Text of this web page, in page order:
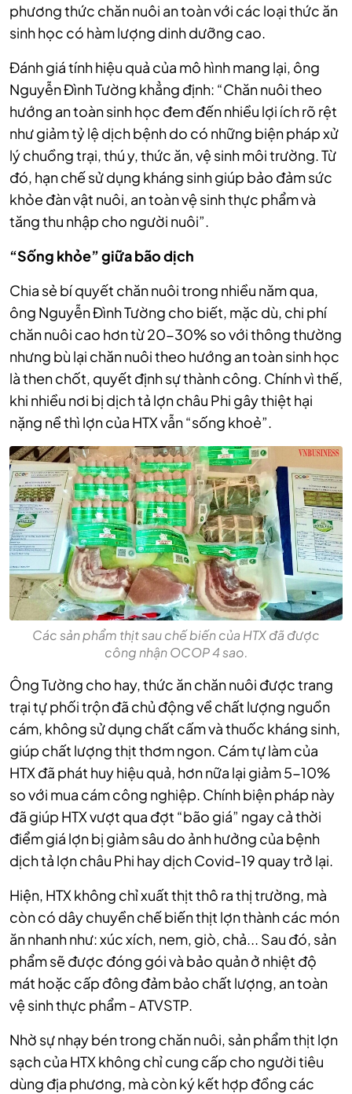
phương thức chăn nuôi an toàn với các loại thức ăn
sinh học có hàm lượng dinh dưỡng cao.
Đánh giá tính hiệu quả của mô hình mang lại, ông
Nguyễn Đình Tường khẳng định: “Chăn nuôi theo
hướng an toàn sinh học đem đến nhiều lợi ích rõ rệt
như giảm tỷ lệ dịch bệnh do có những biện pháp xử
lý chuồng trại, thú y, thức ăn, vệ sinh môi trường. Từ
đó, hạn chế sử dụng kháng sinh giúp bảo đảm sức
khỏe đàn vật nuôi, an toàn vệ sinh thực phẩm và
tăng thu nhập cho người nuôi”.
“Sống khỏe” giữa bão dịch
Chia sẻ bí quyết chăn nuôi trong nhiều năm qua,
ông Nguyễn Đình Tường cho biết, mặc dù, chi phí
chăn nuôi cao hơn từ 20-30% so với thông thường
nhưng bù lại chăn nuôi theo hướng an toàn sinh học
là then chốt, quyết định sự thành công. Chính vì thế,
khi nhiều nơi bị dịch tả lợn châu Phi gây thiệt hại
nặng nề thì lợn của HTX vẫn “sống khoẻ”.
Các sản phẩm thịt sau chế biến của HTX đã được
công nhận OCOP 4 sao.
Ông Tường cho hay, thức ăn chăn nuôi được trang
trại tự phối trộn đã chủ động về chất lượng nguồn
cám, không sử dụng chất cấm và thuốc kháng sinh,
giúp chất lượng thịt thơm ngon. Cám tự làm của
HTX đã phát huy hiệu quả, hơn nữa lại giảm 5-10%
so với mua cám công nghiệp. Chính biện pháp này
đã giúp HTX vượt qua đợt “bão giá” ngay cả thời
điểm giá lợn bị giảm sâu do ảnh hưởng của bệnh
dịch tả lợn châu Phi hay dịch Covid-19 quay trở lại.
Hiện, HTX không chỉ xuất thịt thô ra thị trường, mà
còn có dây chuyền chế biến thịt lợn thành các món
ăn nhanh như: xúc xích, nem, giò, chả... Sau đó, sản
phẩm sẽ được đóng gói và bảo quản ở nhiệt độ
mát hoặc cấp đông đảm bảo chất lượng, an toàn
vệ sinh thực phẩm - ATVSTP.
Nhờ sự nhạy bén trong chăn nuôi, sản phẩm thịt lợn
sạch của HTX không chỉ cung cấp cho người tiêu
dùng địa phương, mà còn ký kết hợp đồng các